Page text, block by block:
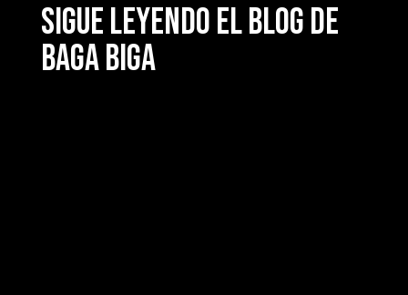
Sigue leyendo el blog de
Baga Biga